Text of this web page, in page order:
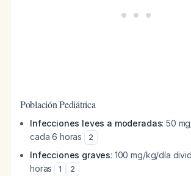
Población Pediátrica
Infecciones leves a moderadas: 50
cada 6 horas
2
Infecciones graves: 100 mg/kg/día
horas
1 2